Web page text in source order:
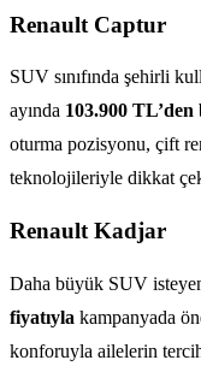
Renault Captur
SUV sınıfında şehirli
ayında 103.900
oturma pozisyonu, çift
teknolojileriyle dikkat
Renault Kadjar
Daha büyük SUV
fiyatıyla kampanyada
konforuyla ailelerin